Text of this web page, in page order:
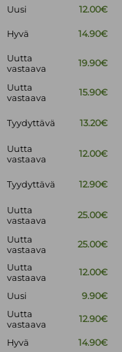
Uusi
12.00€
Hyvä 14.90€
Uutta
vastaava
19.90€
Uutta
vastaava
15.90€
Tyydyttävä 13.20€
Uutta
vastaava
12.00€
Tyydyttävä 12.90€
Uutta
vastaava
25.00€
Uutta
vastaava
25.00€
Uutta
vastaava
12.00€
Uusi 9.90€
Uutta
vastaava
12.90€
Hyvä
14.90€